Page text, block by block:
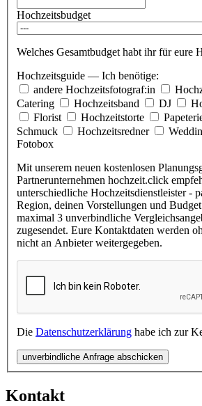
Hochzeitsbudget
Welches Gesamtbudget habt ihr für eure
Hochzeitsguide — Ich benötige:
andere Hochzeitsfotograf:in
Catering
Hochzeitsband DJ
Florist
Hochzeitstorte
Schmuck
Hochzeitsredner
Fotobox
Mit unserem neuen kostenlosen
Partnerunternehmen hochzeit.click
unterschiedliche Hochzeitsdienstleister -
Region, deinen Vorstellungen und
maximal 3 unverbindliche
zugesendet. Eure Kontaktdaten werden
nicht an Anbieter weitergegeben.
Die Datenschutzerklärung habe ich zur
unverbindliche Anfrage abschicken
Kontakt